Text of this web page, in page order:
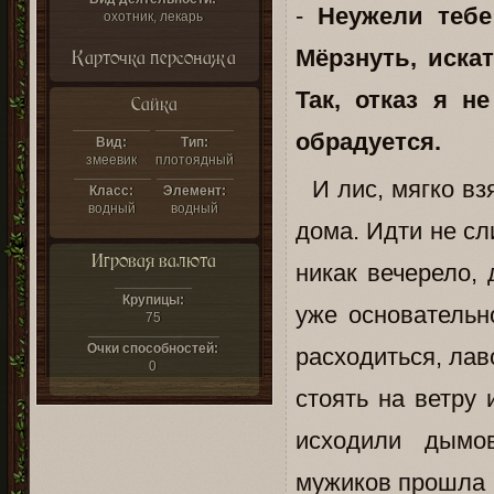
охотник, лекарь
Карточка персонажа
Сайка
Вид:
змеевик
Тип:
плотоядный
Класс:
водный
Элемент:
водный
Игровая валюта
Крупицы:
75
Очки способностей:
0
- Неужели
Мёрзнуть,
Так, отказ я
обрадуется.
И лис, мягко
дома. Идти не
никак
уже
расходиться,
стоять на ветру
исходили
мужиков прошла